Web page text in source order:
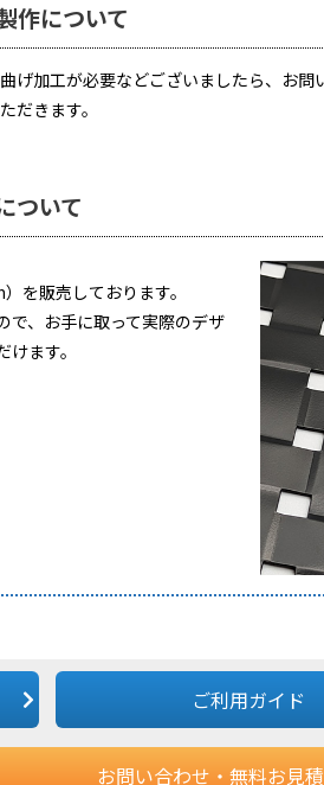
作について
げ加工が必要などございましたら、お
だきます。
ついて
を販売しております。
で、お手に取って実際のデザ
ます。
ご利用ガイド
お問い合わせ・無料お見